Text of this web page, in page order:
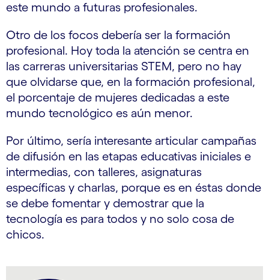
este mundo a futuras profesionales.
Otro de los focos debería ser la formación
profesional. Hoy toda la atención se centra en
las carreras universitarias STEM, pero no hay
que olvidarse que, en la formación profesional,
el porcentaje de mujeres dedicadas a este
mundo tecnológico es aún menor.
Por último, sería interesante articular campañas
de difusión en las etapas educativas iniciales e
intermedias, con talleres, asignaturas
específicas y charlas, porque es en éstas donde
se debe fomentar y demostrar que la
tecnología es para todos y no solo cosa de
chicos.